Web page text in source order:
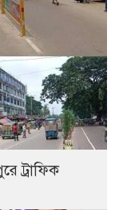
ট্রাফিক